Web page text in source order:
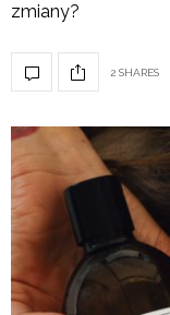
zmiany?
2 SHARES